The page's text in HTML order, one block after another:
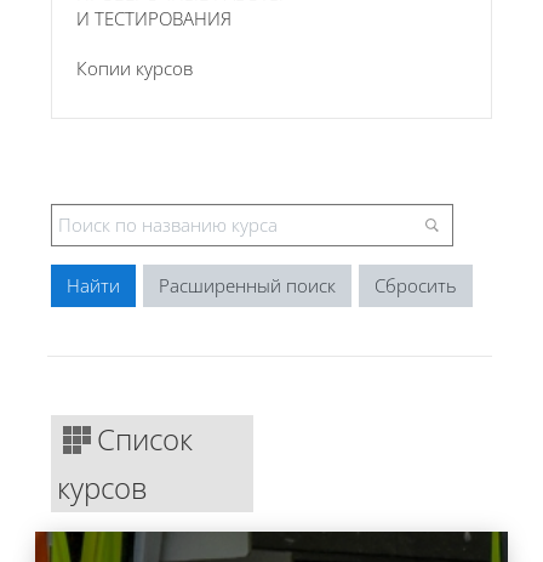
И ТЕСТИРОВАНИЯ
Копии курсов
Расширенный поиск
Список
курсов